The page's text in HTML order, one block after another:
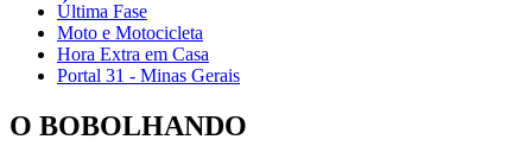
Última Fase
Moto e Motocicleta
Hora Extra em Casa
Portal 31 - Minas Gerais
O BOBOLHANDO